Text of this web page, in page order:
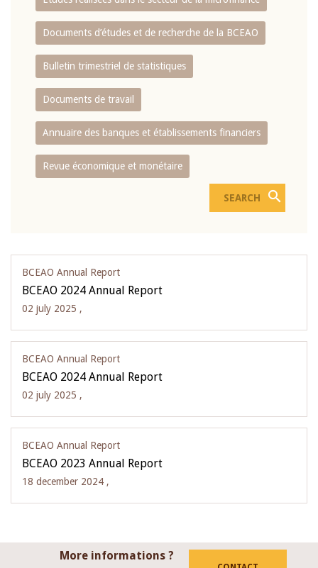
Documents d’études et de recherche de la BCEAO
Bulletin trimestriel de statistiques
Documents de travail
Annuaire des banques et établissements financiers
Revue économique et monétaire
BCEAO Annual Report
BCEAO 2024 Annual Report
02 july 2025 ,
BCEAO Annual Report
BCEAO 2024 Annual Report
02 july 2025 ,
BCEAO Annual Report
BCEAO 2023 Annual Report
18 december 2024 ,
More informations ?